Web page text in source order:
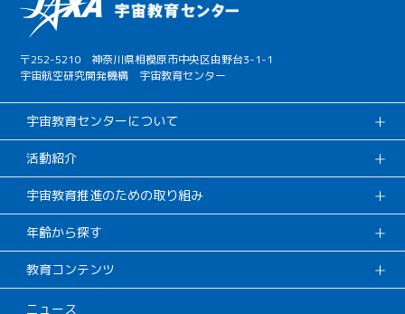
〒252-5210 神奈川県相模原市中央区由野台3-1-1
宇宙航空研究開発機構 宇宙教育センター
宇宙教育センターについて
活動紹介
宇宙教育推進のための取り組み
年齢から探す
教育コンテンツ
ニュース